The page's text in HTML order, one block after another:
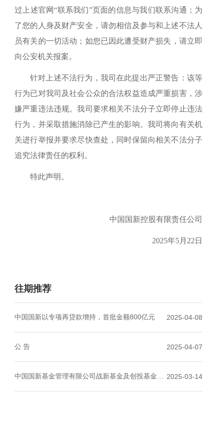
过 上述官网“联系我们”页面的信息与我们联系沟通；为
了您的人身及财产安全，请勿相信及参与和上述不法人
员有关的一切活动；如您已因 此遭受财产损失，请立即
向公安机关报案。
针对 上述不法行为 ，我司在此提出严正警告：该等
行为已对我司及社会公众的合法权益造成严重损害，涉
嫌严重违法违规。我司要求相关不法分子立即停止违法
行为，并采取措施消除已产生的影响。我司将向有关机
关进行举报并要求尽快查处，同时保留向相关不法分子
追究法律责任的权利。
特此声明。
中国国新控股有限责任公司
2025年5月22 日
往期推荐
中国国新以专项再贷款增持，首批金额800亿元 2025-04-08
公 告 2025-04-07
中国国新基金管理有限公司战新基金及创投基金相 2025-03-14